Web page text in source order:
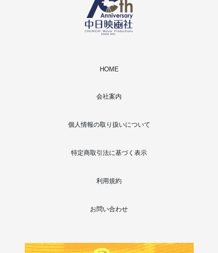
HOME
会社案内
個人情報の取り扱いについて
特定商取引法に基づく表示
利用規約
お問い合わせ